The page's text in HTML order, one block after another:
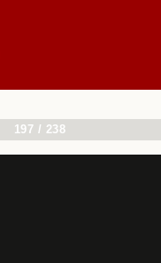
197 / 238